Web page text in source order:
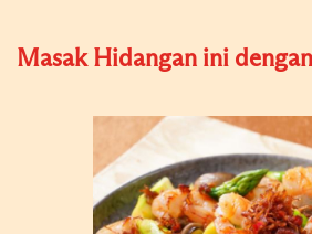
Masak Hidangan ini